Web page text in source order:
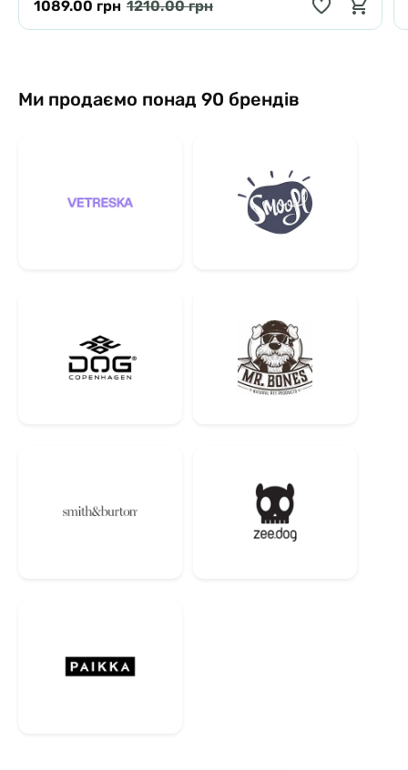
1089.00 грн 1210.00 грн
Ми продаємо понад 90 брендів